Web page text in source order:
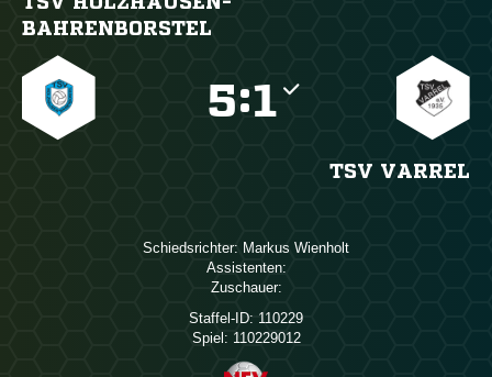
BAHRENBORSTEL
:
TSV VARREL
Schiedsrichter:  
Assistenten:
Zuschauer:
Staffel-ID: 110229
Spiel: 110229012